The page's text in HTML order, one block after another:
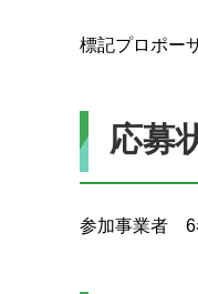
標記プロポー
応募
参加事業者 6